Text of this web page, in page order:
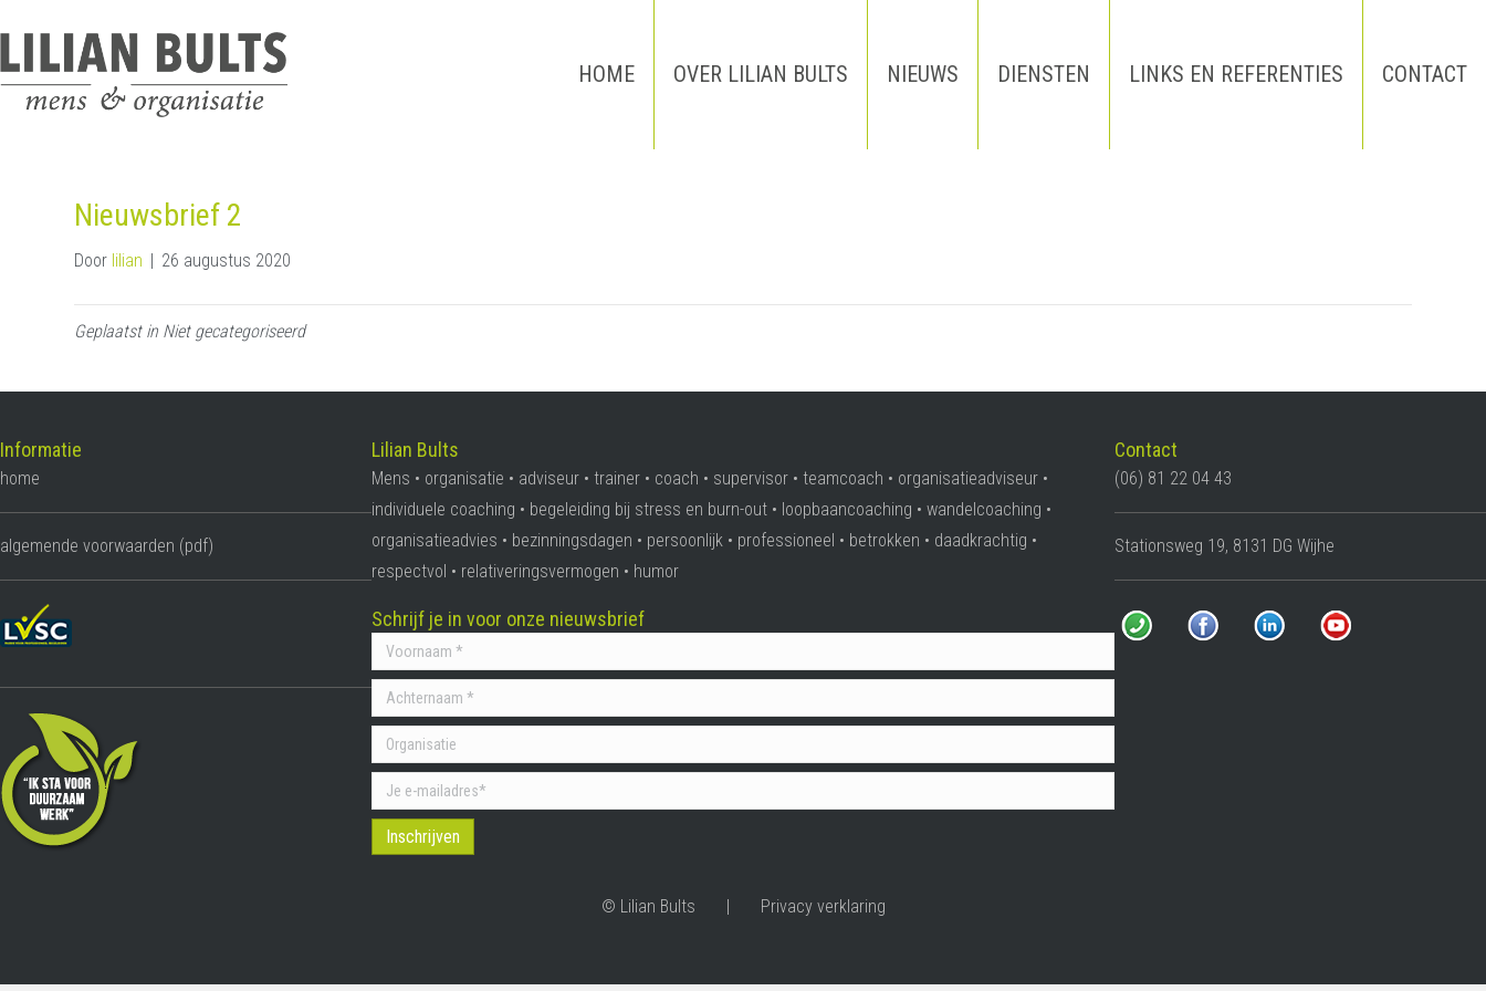
HOME OVER LILIAN BULTS NIEUWS DIENSTEN LINKS EN REFERENTIES CONTACT
Nieuwsbrief 2
Door lilian | 26 augustus 2020
Geplaatst in Niet gecategoriseerd
Informatie
home
algemende voorwaarden (pdf)
Lilian Bults
Mens • organisatie • adviseur • trainer • coach • supervisor • teamcoach • organisatieadviseur •
individuele coaching • begeleiding bij stress en burn-out • loopbaancoaching • wandelcoaching •
organisatieadvies • bezinningsdagen • persoonlijk • professioneel • betrokken • daadkrachtig •
respectvol • relativeringsvermogen • humor
Schrijf je in voor onze nieuwsbrief
Contact
(06) 81 22 04 43
Stationsweg 19, 8131 DG Wijhe
© Lilian Bults | Privacy verklaring